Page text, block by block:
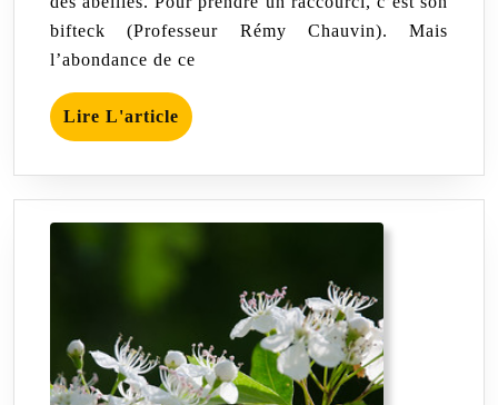
leur
diversité
bifteck (Professeur Rémy Chauvin). Mais
l’abondance de ce
Lire L'article Lire
L'article